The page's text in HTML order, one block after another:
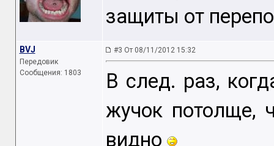
защиты от
BVJ
Передовик
Сообщения: 1803
#3 От 08/11/2012 15:32
В след. раз,
жучок потолще,
видно